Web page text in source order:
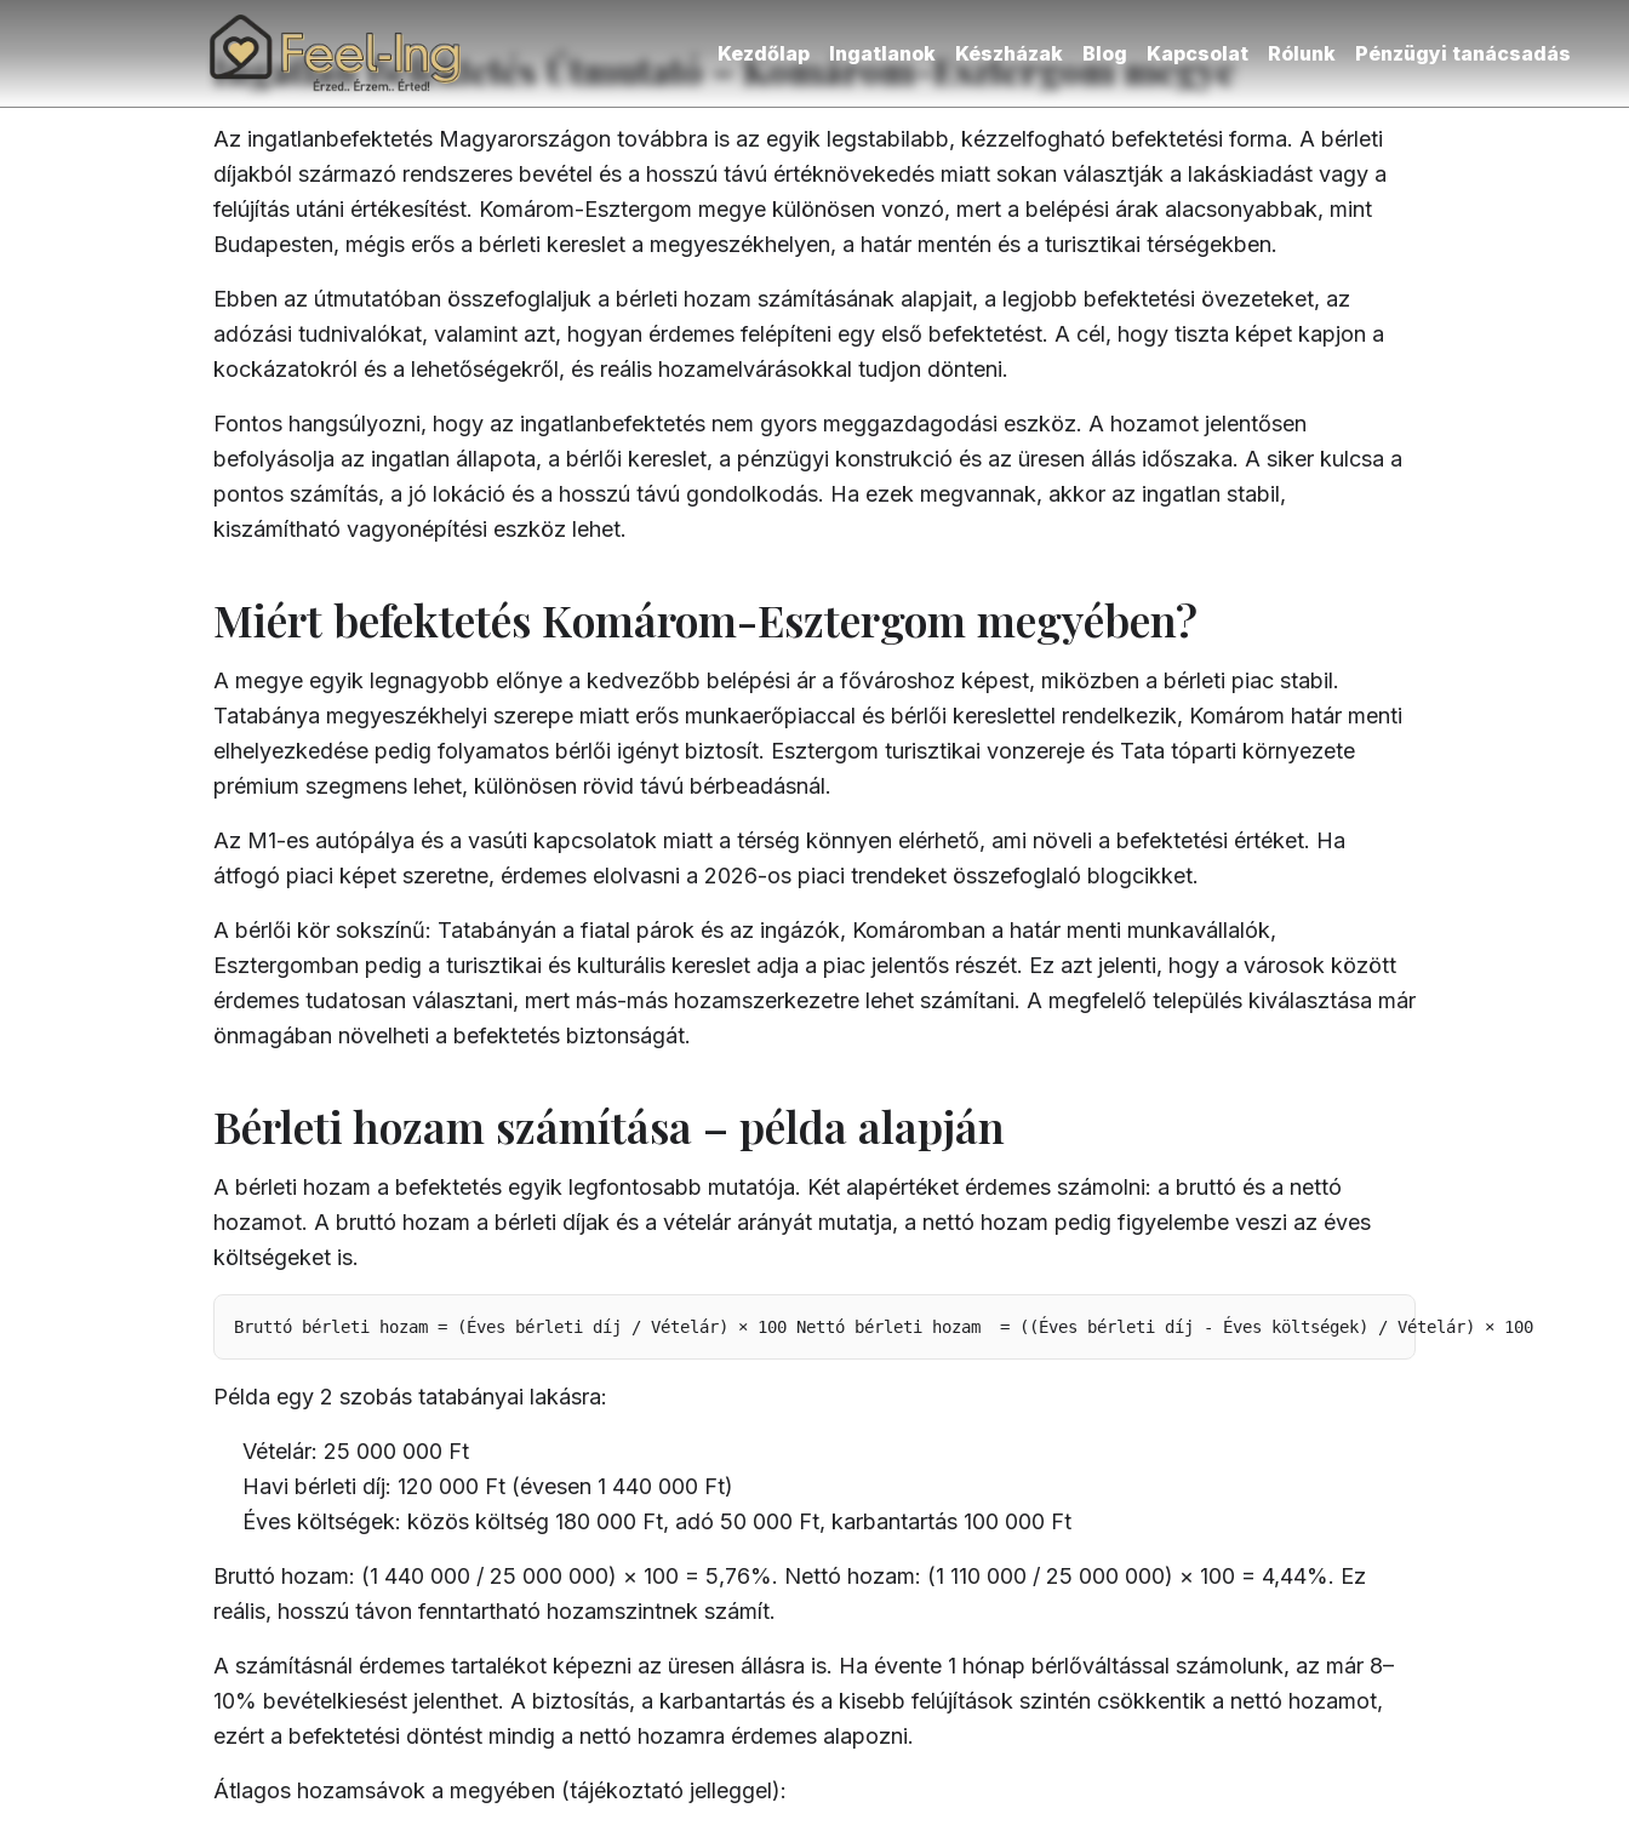
Kezdőlap Ingatlanok Készházak Blog Kapcsolat Rólunk Pénzügyi tanácsadás
Ingatlan Befektetés Útmutató – Komárom-Esztergom megye
Az ingatlanbefektetés Magyarországon továbbra is az egyik legstabilabb, kézzelfogható befektetési forma. A bérleti
díjakból származó rendszeres bevétel és a hosszú távú értéknövekedés miatt sokan választják a lakáskiadást vagy a
felújítás utáni értékesítést. Komárom-Esztergom megye különösen vonzó, mert a belépési árak alacsonyabbak, mint
Budapesten, mégis erős a bérleti kereslet a megyeszékhelyen, a határ mentén és a turisztikai térségekben.
Ebben az útmutatóban összefoglaljuk a bérleti hozam számításának alapjait, a legjobb befektetési övezeteket, az
adózási tudnivalókat, valamint azt, hogyan érdemes felépíteni egy első befektetést. A cél, hogy tiszta képet kapjon a
kockázatokról és a lehetőségekről, és reális hozamelvárásokkal tudjon dönteni.
Fontos hangsúlyozni, hogy az ingatlanbefektetés nem gyors meggazdagodási eszköz. A hozamot jelentősen
befolyásolja az ingatlan állapota, a bérlői kereslet, a pénzügyi konstrukció és az üresen állás időszaka. A siker kulcsa a
pontos számítás, a jó lokáció és a hosszú távú gondolkodás. Ha ezek megvannak, akkor az ingatlan stabil,
kiszámítható vagyonépítési eszköz lehet.
Miért befektetés Komárom-Esztergom megyében?
A megye egyik legnagyobb előnye a kedvezőbb belépési ár a fővároshoz képest, miközben a bérleti piac stabil.
Tatabánya megyeszékhelyi szerepe miatt erős munkaerőpiaccal és bérlői kereslettel rendelkezik, Komárom határ menti
elhelyezkedése pedig folyamatos bérlői igényt biztosít. Esztergom turisztikai vonzereje és Tata tóparti környezete
prémium szegmens lehet, különösen rövid távú bérbeadásnál.
Az M1-es autópálya és a vasúti kapcsolatok miatt a térség könnyen elérhető, ami növeli a befektetési értéket. Ha
átfogó piaci képet szeretne, érdemes elolvasni a 2026-os piaci trendeket összefoglaló blogcikket.
A bérlői kör sokszínű: Tatabányán a fiatal párok és az ingázók, Komáromban a határ menti munkavállalók,
Esztergomban pedig a turisztikai és kulturális kereslet adja a piac jelentős részét. Ez azt jelenti, hogy a városok között
érdemes tudatosan választani, mert más-más hozamszerkezetre lehet számítani. A megfelelő település kiválasztása már
önmagában növelheti a befektetés biztonságát.
Bérleti hozam számítása – példa alapján
A bérleti hozam a befektetés egyik legfontosabb mutatója. Két alapértéket érdemes számolni: a bruttó és a nettó
hozamot. A bruttó hozam a bérleti díjak és a vételár arányát mutatja, a nettó hozam pedig figyelembe veszi az éves
költségeket is.
Bruttó bérleti hozam = (Éves bérleti díj / Vételár) × 100 Nettó bérleti hozam  = ((Éves bérleti díj - Éves költségek) / Vételár) × 100
Példa egy 2 szobás tatabányai lakásra:
Vételár: 25 000 000 Ft
Havi bérleti díj: 120 000 Ft (évesen 1 440 000 Ft)
Éves költségek: közös költség 180 000 Ft, adó 50 000 Ft, karbantartás 100 000 Ft
Bruttó hozam: (1 440 000 / 25 000 000) × 100 = 5,76%. Nettó hozam: (1 110 000 / 25 000 000) × 100 = 4,44%. Ez
reális, hosszú távon fenntartható hozamszintnek számít.
A számításnál érdemes tartalékot képezni az üresen állásra is. Ha évente 1 hónap bérlőváltással számolunk, az már 8–
10% bevételkiesést jelenthet. A biztosítás, a karbantartás és a kisebb felújítások szintén csökkentik a nettó hozamot,
ezért a befektetési döntést mindig a nettó hozamra érdemes alapozni.
Átlagos hozamsávok a megyében (tájékoztató jelleggel):